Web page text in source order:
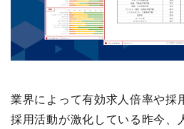
業界によって有効求人倍率や採
採用活動が激化している昨今、